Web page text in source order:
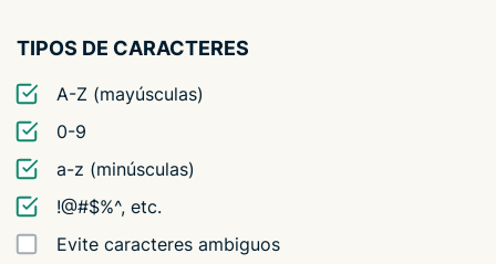
TIPOS DE CARACTERES
A-Z (mayúsculas)
0-9
a-z (minúsculas)
!@#$%^, etc.
Evite caracteres ambiguos